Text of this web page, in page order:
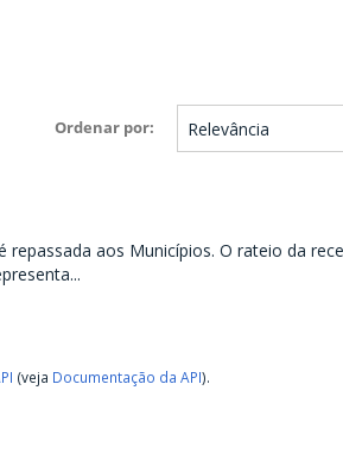
Ordenar por
repassada aos Municípios. O rateio da
(veja Documentação da API).